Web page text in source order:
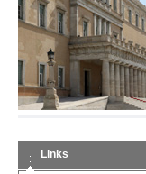
Links